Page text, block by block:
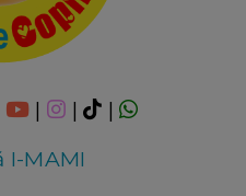
| |
|
I-MAMI